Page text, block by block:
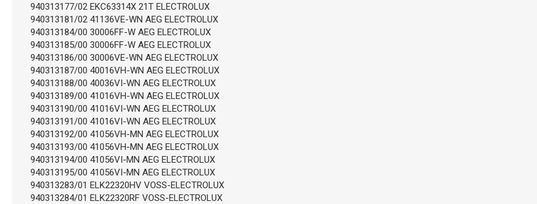
940313177/02 EKC63314X 21T ELECTROLUX
940313181/02 41136VE-WN AEG ELECTROLUX
940313184/00 30006FF-W AEG ELECTROLUX
940313185/00 30006FF-W AEG ELECTROLUX
940313186/00 30006VE-WN AEG ELECTROLUX
940313187/00 40016VH-WN AEG ELECTROLUX
940313188/00 40036VI-WN AEG ELECTROLUX
940313189/00 41016VH-WN AEG ELECTROLUX
940313190/00 41016VI-WN AEG ELECTROLUX
940313191/00 41016VI-WN AEG ELECTROLUX
940313192/00 41056VH-MN AEG ELECTROLUX
940313193/00 41056VH-MN AEG ELECTROLUX
940313194/00 41056VI-MN AEG ELECTROLUX
940313195/00 41056VI-MN AEG ELECTROLUX
940313283/01 ELK22320HV VOSS-ELECTROLUX
940313284/01 ELK22320RF VOSS-ELECTROLUX